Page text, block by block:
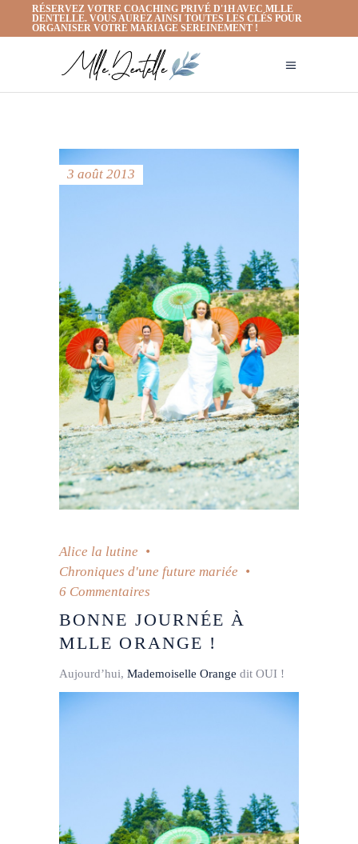
RÉSERVEZ VOTRE COACHING PRIVÉ D'1H AVEC MLLE
DENTELLE. VOUS AUREZ AINSI TOUTES LES CLÉS POUR
ORGANISER VOTRE MARIAGE SEREINEMENT !
3 août 2013
Alice la lutine
Chroniques d'une future mariée
6 Commentaires
BONNE JOURNÉE À
MLLE ORANGE !
Aujourd’hui, Mademoiselle Orange dit OUI !